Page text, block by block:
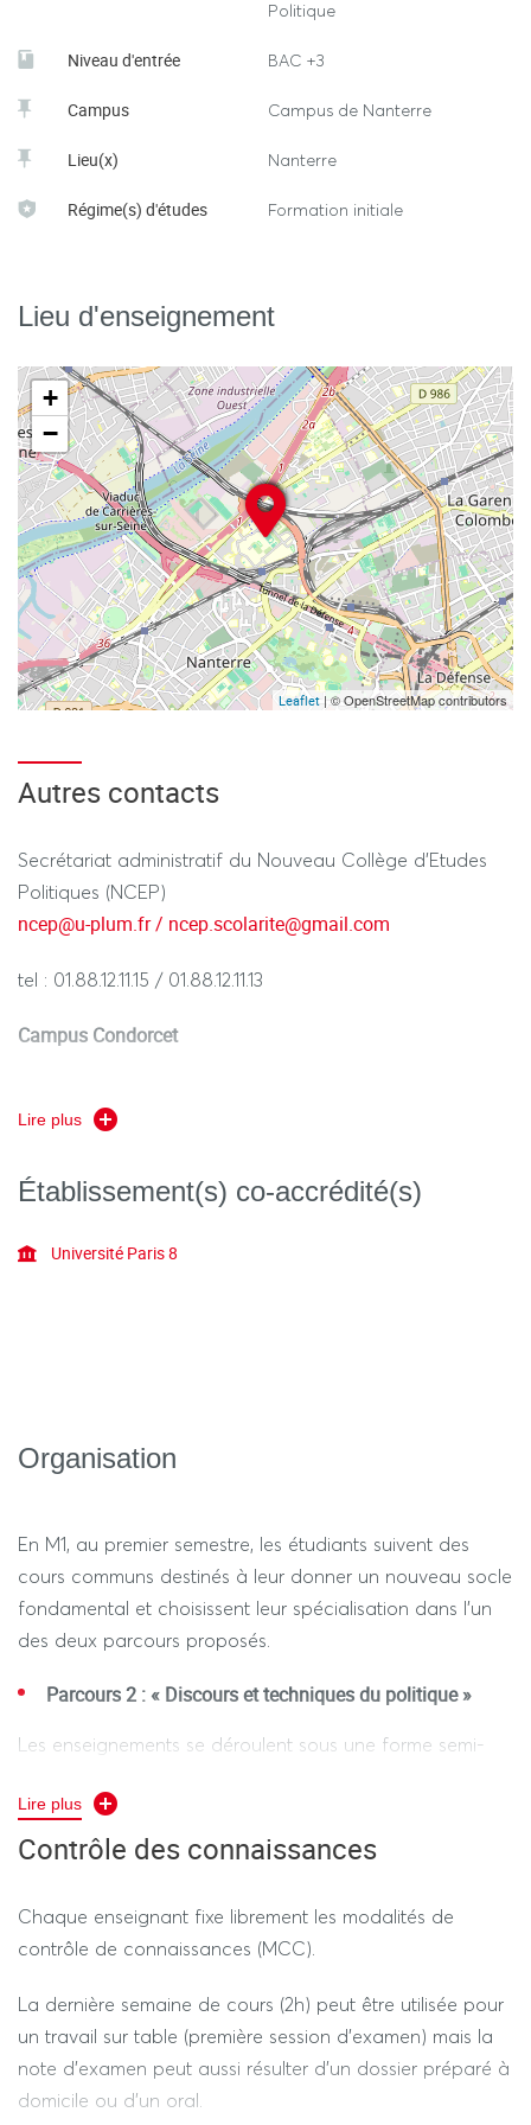
Politique
Niveau d'entrée BAC +3
Campus Campus de Nanterre
Lieu(x) Nanterre
Régime(s) d'études Formation initiale
Lieu d'enseignement
+
−
Leaflet | © OpenStreetMap contributors
Autres contacts
Secrétariat administratif du Nouveau Collège d'Etudes
Politiques (NCEP)
ncep@u-plum.fr / ncep.scolarite@gmail.com
tel : 01.88.12.11.15 / 01.88.12.11.13
Campus Condorcet
93322 Aubervilliers
bureau 0.031 (Bâtiment Recherche Nord)
Lire plus
Établissement(s) co-accrédité(s)
Université Paris 8
Organisation
En M1, au premier semestre, les étudiants suivent des
cours communs destinés à leur donner un nouveau socle
fondamental et choisissent leur spécialisation dans l’un
des deux parcours proposés.
Parcours 2 : « Discours et techniques du politique »
Les enseignements se déroulent sous une forme semi-
séances de 3 heures et une dernière de 2 heures par
quartmestre (3h X 6 + 2h) généralement consacrée à un
heures de cours en général. La charge de travail est
importante et requiert un engagement de chacun.
demandons de faire part aux enseignants de vos
absences éventuelles ainsi que de les justifier. En M1, les
étudiants doivent rédiger un mémoire de recherche sur
un thème de leur élection, suivi par un directeur de
Lire plus
Contrôle des connaissances
Chaque enseignant fixe librement les modalités de
contrôle de connaissances (MCC).
La dernière semaine de cours (2h) peut être utilisée pour
un travail sur table (première session d’examen) mais la
note d’examen peut aussi résulter d’un dossier préparé à
domicile ou d’un oral.